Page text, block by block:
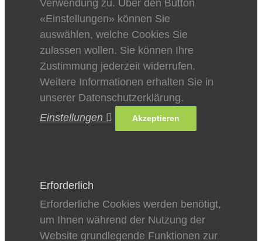
Verwendung zu. Über den Button
«Einstellungen» können Sie
auswählen, welche Cookies Sie
zulassen wollen. Sie können Ihre
Zustimmung jederzeit widerrufen.
Weitere Informationen erhalten Sie in
unserer Datenschutzerklärung.
Einstellungen
Akzeptieren
Erforderlich
Erforderliche Cookies werden benötigt,
um Ihnen während der Nutzung der
Website grundlegende Funktionen zur